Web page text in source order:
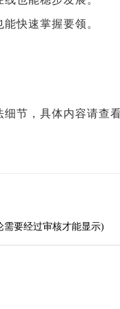
快速掌握要领。
节，具体内容请查
需要经过审核才能显示)